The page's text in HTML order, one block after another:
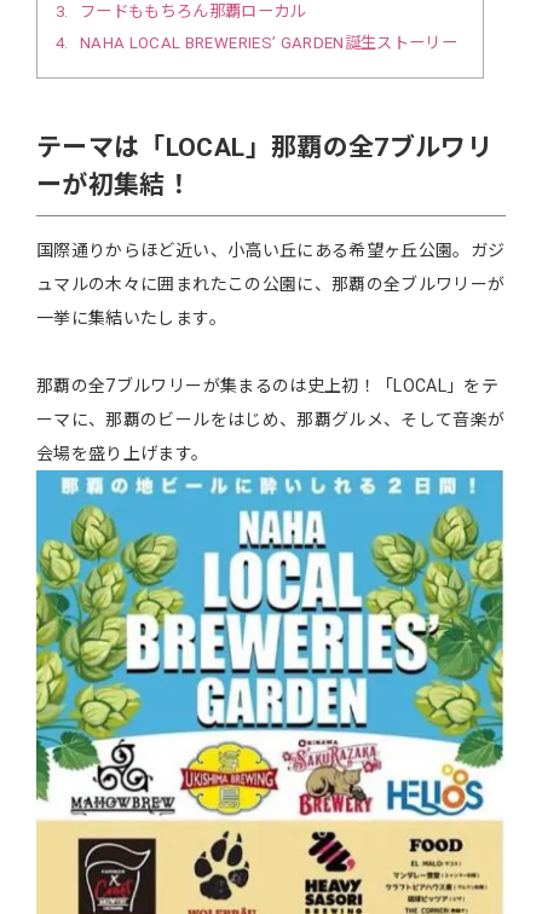
3
フードももちろん那覇ローカル
4
ΝAHA LOCAL BREWERIES’ GARDEN誕生ストーリー
テーマは「LOCAL」那覇の全7ブルワリ
ーが初集結！
国際通りからほど近い、小高い丘にある希望ヶ丘公園。ガジ
ュマルの木々に囲まれたこの公園に、那覇の全ブルワリーが
一挙に集結いたします。
那覇の全7ブルワリーが集まるのは史上初！「LOCAL」をテ
ーマに、那覇のビールをはじめ、那覇グルメ、そして音楽が
会場を盛り上げます。